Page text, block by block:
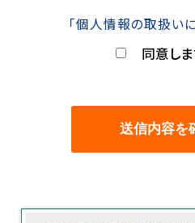
「個人情報の取扱い
同意し